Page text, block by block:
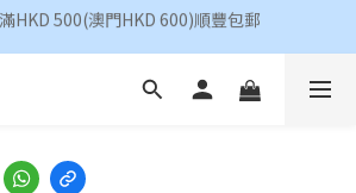
HKD 500(澳門HKD 600)順豐包郵
日拋 任選 $360/4盒
滿HKD 500(澳門HKD 600)順豐包郵